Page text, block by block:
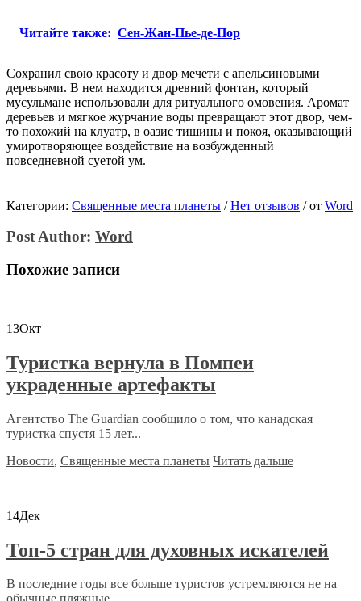
Читайте также: Сен-Жан-Пье-де-Пор
Сохранил свою красоту и двор мечети с апельсиновыми
деревьями. В нем находится древний фонтан, который
мусульмане использовали для ритуального омовения. Аромат
деревьев и мягкое журчание воды превращают этот двор, чем-
то похожий на клуатр, в оазис тишины и покоя, оказывающий
умиротворяющее воздействие на возбужденный
повседневной суетой ум.
Категории: Священные места планеты / Нет отзывов /от Word
Post Author: Word
Похожие записи
13Окт
Туристка вернула в Помпеи
украденные артефакты
Агентство The Guardian сообщило о том, что канадская
туристка спустя 15 лет...
Новости, Священные места планеты Читать дальше
14Дек
Топ-5 стран для духовных искателей
В последние годы все больше туристов устремляются не на